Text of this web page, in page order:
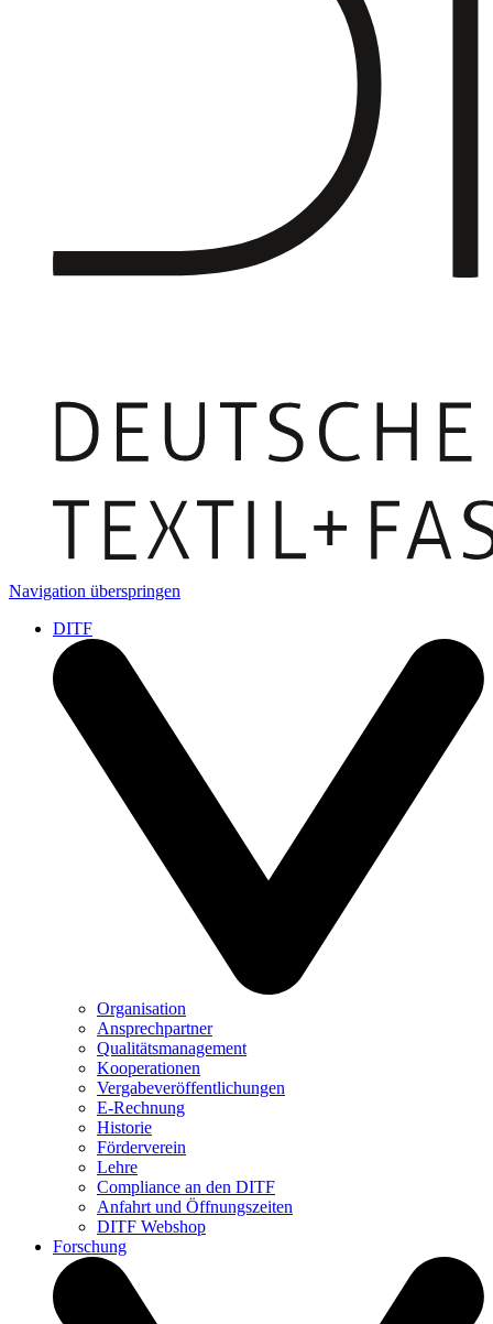
Navigation überspringen
DITF
Organisation
Ansprechpartner
Qualitätsmanagement
Kooperationen
Vergabeveröffentlichungen
E-Rechnung
Historie
Förderverein
Lehre
Compliance an den DITF
Anfahrt und Öffnungszeiten
DITF Webshop
Forschung